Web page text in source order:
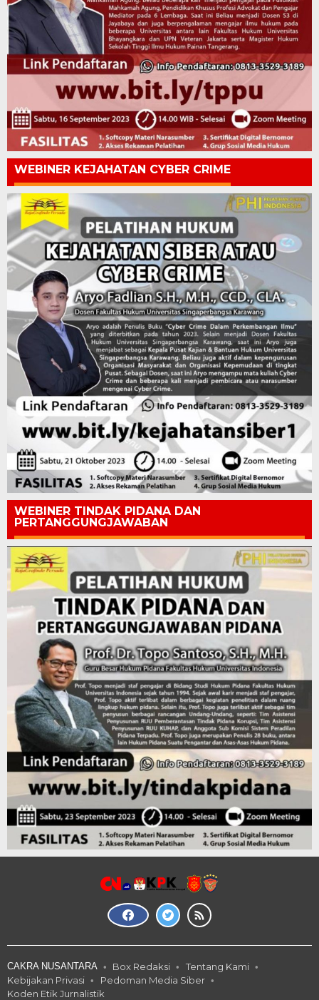
WEBINER KEJAHATAN CYBER CRIME
WEBINER TINDAK PIDANA DAN
PERTANGGUNGJAWABAN
CAKRA NUSANTARA Box Redaksi
Tentang Kami
Kebijakan Privasi
Pedoman Media Siber
Koden Etik Jurnalistik